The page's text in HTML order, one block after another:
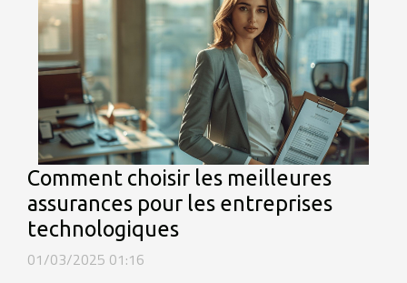
Comment choisir les meilleures
assurances pour les entreprises
technologiques
01/03/2025 01:16